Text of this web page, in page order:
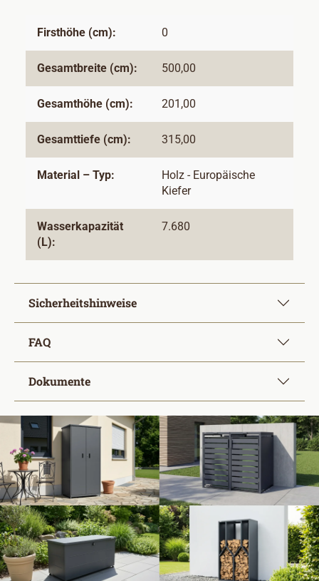
Firsthöhe (cm): 0
Gesamtbreite (cm): 500,00
Gesamthöhe (cm): 201,00
Gesamttiefe (cm): 315,00
Material – Typ:
Holz - Europäische
Kiefer
Wasserkapazität
(L):
7.680
Sicherheitshinweise
FAQ
Dokumente